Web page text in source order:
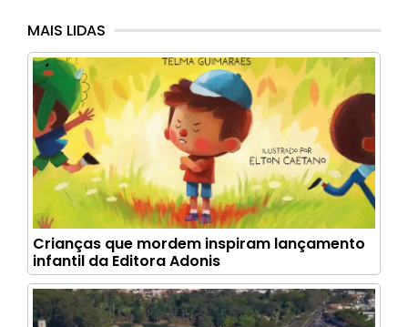
MAIS LIDAS
Crianças que mordem inspiram lançamento
infantil da Editora Adonis